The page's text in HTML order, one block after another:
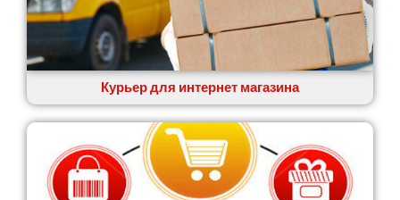
Курьер для интернет магазина